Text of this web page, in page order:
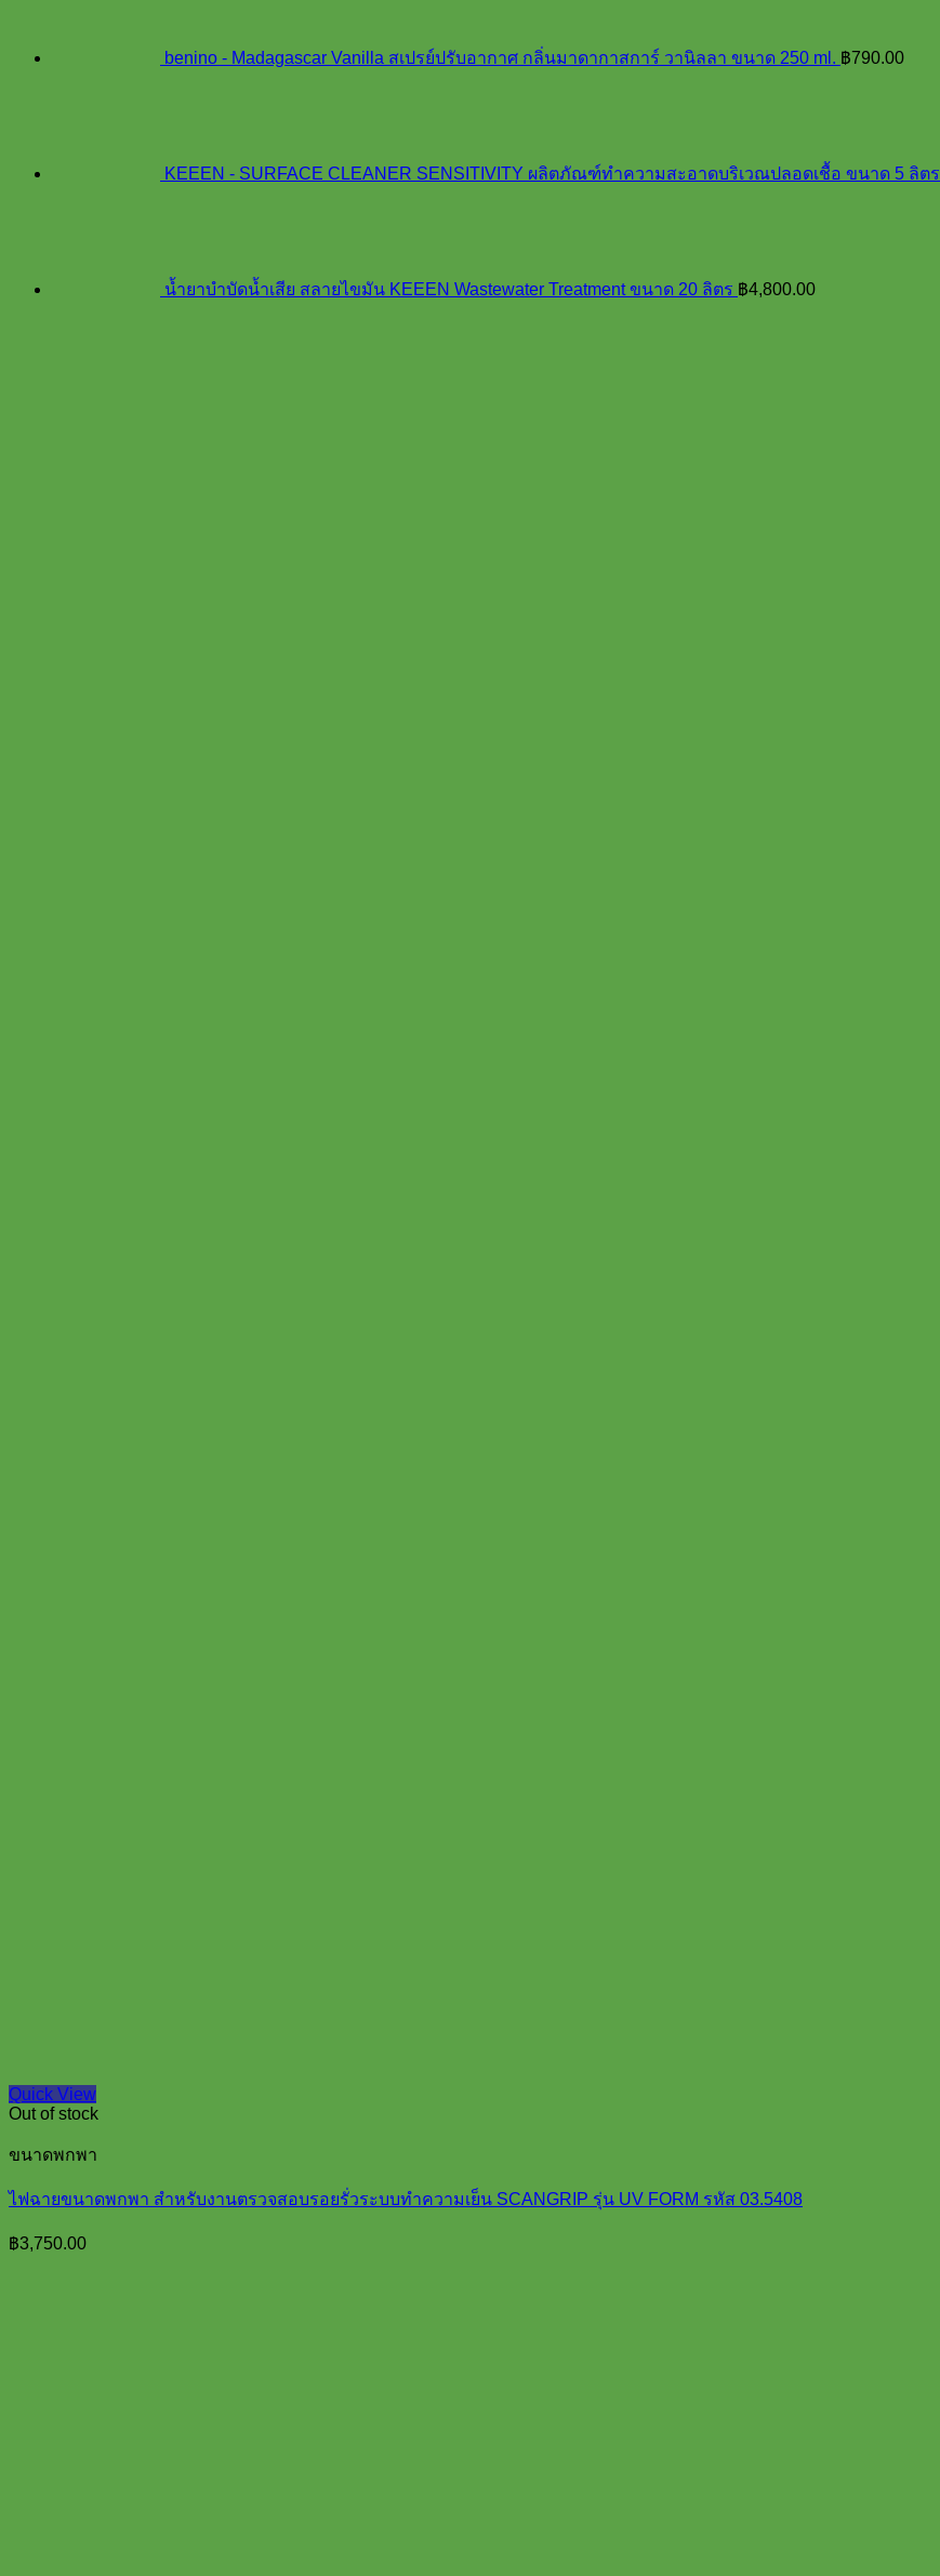
benino - Madagascar Vanilla สเปรย์ปรับอากาศ กลิ่นมาดากาสการ์ วานิลลา ขนาด 250 ml. ฿790.00
KEEEN - SURFACE CLEANER SENSITIVITY ผลิตภัณฑ์ทำความสะอาดบริเวณปลอดเชื้อ ขนาด 5 ลิตร
น้ำยาบำบัดน้ำเสีย สลายไขมัน KEEEN Wastewater Treatment ขนาด 20 ลิตร ฿4,800.00
Quick View
Out of stock
ขนาดพกพา
ไฟฉายขนาดพกพา สำหรับงานตรวจสอบรอยรั่วระบบทำความเย็น SCANGRIP รุ่น UV FORM รหัส 03.5408
฿3,750.00